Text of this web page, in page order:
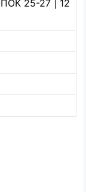
25-27 | 12